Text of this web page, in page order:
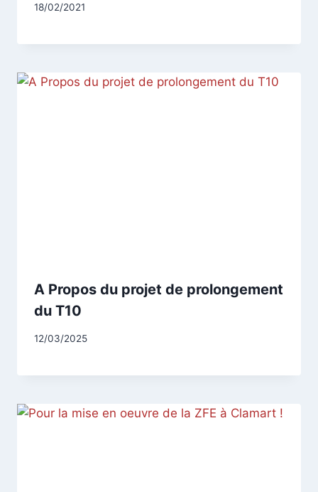
Par
18/02/2021
A Propos du projet de prolongement
du T10
Par
12/03/2025